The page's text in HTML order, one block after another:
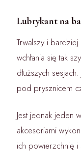
Lubrykant na
Trwalszy i
wchłania się tak
dłuższych
pod prysznicem
Jest jednak jeden
akcesoriami
ich powierzchnię i